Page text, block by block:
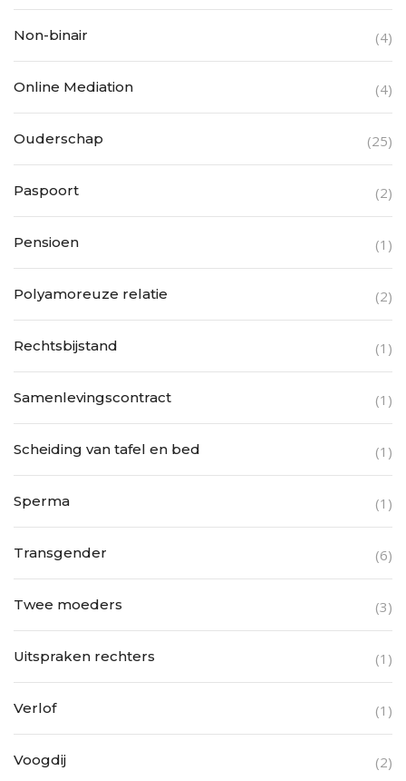
Non-binair (4)
Online Mediation (4)
Ouderschap (25)
Paspoort (2)
Pensioen (1)
Polyamoreuze relatie (2)
Rechtsbijstand (1)
Samenlevingscontract (1)
Scheiding van tafel en bed (1)
Sperma (1)
Transgender (6)
Twee moeders (3)
Uitspraken rechters (1)
Verlof (1)
Voogdij (2)